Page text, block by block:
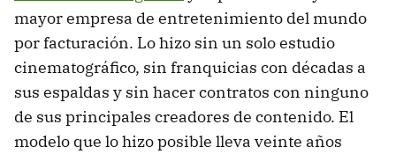
mayor empresa de entretenimiento del mundo
por facturación. Lo hizo sin un solo estudio
cinematográfico, sin franquicias con décadas a
sus espaldas y sin hacer contratos con ninguno
de sus principales creadores de contenido. El
modelo que lo hizo posible lleva veinte años